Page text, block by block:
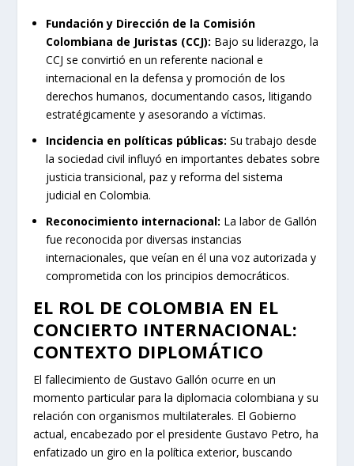
Fundación y Dirección de la Comisión
Colombiana de Juristas (CCJ): Bajo su liderazgo, la
CCJ se convirtió en un referente nacional e
internacional en la defensa y promoción de los
derechos humanos, documentando casos, litigando
estratégicamente y asesorando a víctimas.
Incidencia en políticas públicas: Su trabajo desde
la sociedad civil influyó en importantes debates sobre
justicia transicional, paz y reforma del sistema
judicial en Colombia.
Reconocimiento internacional: La labor de Gallón
fue reconocida por diversas instancias
internacionales, que veían en él una voz autorizada y
comprometida con los principios democráticos.
EL ROL DE COLOMBIA EN EL
CONCIERTO INTERNACIONAL:
CONTEXTO DIPLOMÁTICO
El fallecimiento de Gustavo Gallón ocurre en un
momento particular para la diplomacia colombiana y su
relación con organismos multilaterales. El Gobierno
actual, encabezado por el presidente Gustavo Petro, ha
enfatizado un giro en la política exterior, buscando